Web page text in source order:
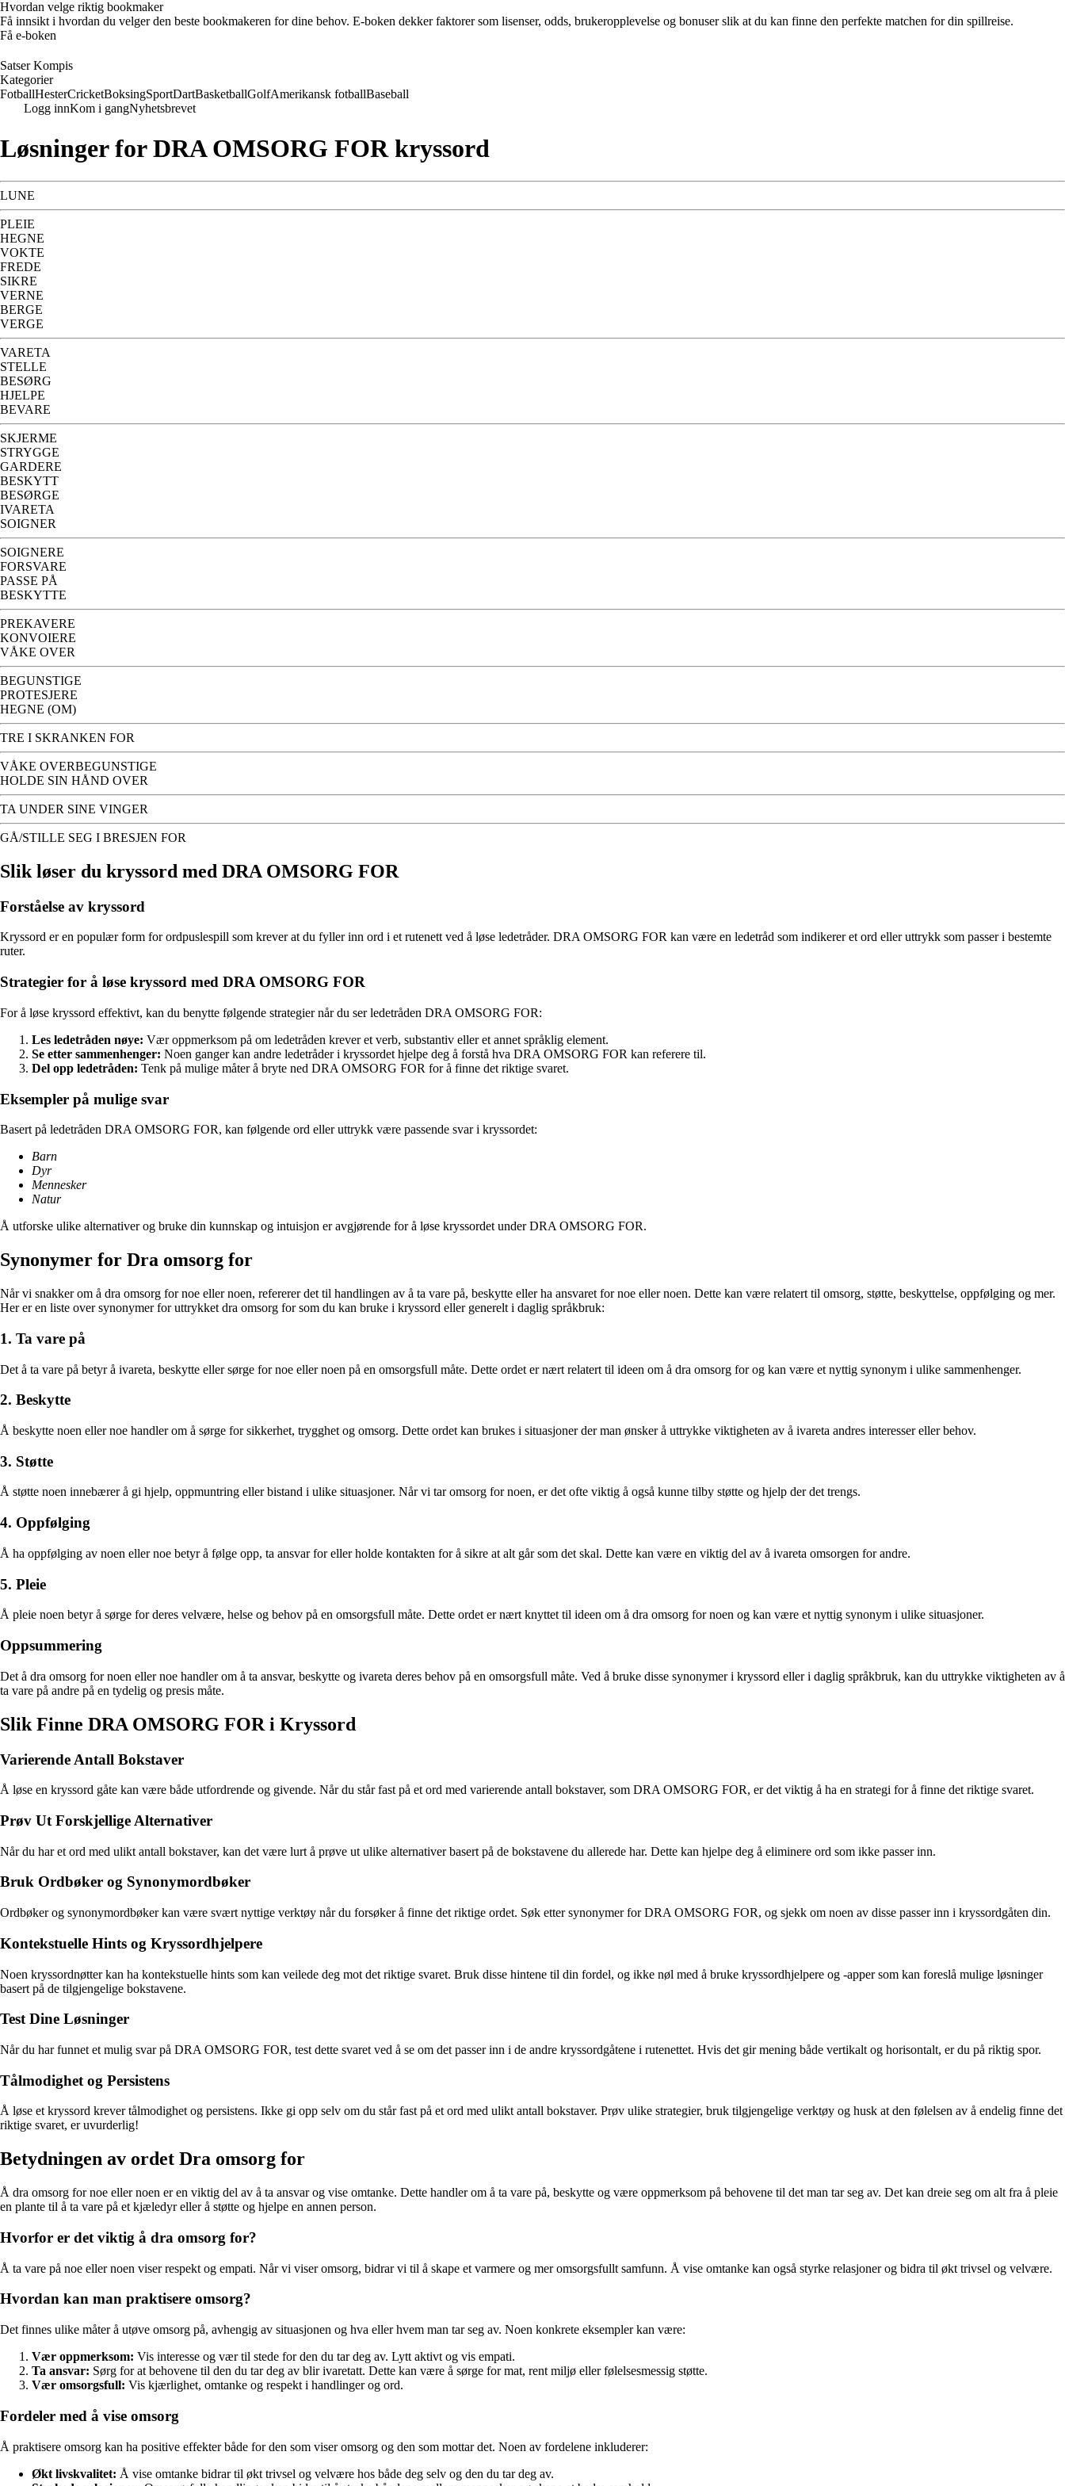
Hvordan velge riktig bookmaker
Få innsikt i hvordan du velger den beste bookmakeren for dine behov. E-boken dekker faktorer som lisenser, odds, brukeropplevelse og bonuser slik at du kan finne den perfekte matchen for din spillreise.
Få e-boken
Satser Kompis
Kategorier
FotballHesterCricketBoksingSportDartBasketballGolfAmerikansk fotballBaseball
Logg innKom i gangNyhetsbrevet
Løsninger for DRA OMSORG FOR kryssord
LUNE
PLEIE
HEGNE
VOKTE
FREDE
SIKRE
VERNE
BERGE
VERGE
VARETA
STELLE
BESØRG
HJELPE
BEVARE
SKJERME
STRYGGE
GARDERE
BESKYTT
BESØRGE
IVARETA
SOIGNER
SOIGNERE
FORSVARE
PASSE PÅ
BESKYTTE
PREKAVERE
KONVOIERE
VÅKE OVER
BEGUNSTIGE
PROTESJERE
HEGNE (OM)
TRE I SKRANKEN FOR
VÅKE OVERBEGUNSTIGE
HOLDE SIN HÅND OVER
TA UNDER SINE VINGER
GÅ/STILLE SEG I BRESJEN FOR
Slik løser du kryssord med DRA OMSORG FOR
Forståelse av kryssord
Kryssord er en populær form for ordpuslespill som krever at du fyller inn ord i et rutenett ved å løse ledetråder. DRA OMSORG FOR kan være en ledetråd som indikerer et ord eller uttrykk som passer i bestemte
ruter.
Strategier for å løse kryssord med DRA OMSORG FOR
For å løse kryssord effektivt, kan du benytte følgende strategier når du ser ledetråden DRA OMSORG FOR:
Les ledetråden nøye: Vær oppmerksom på om ledetråden krever et verb, substantiv eller et annet språklig element.
Se etter sammenhenger: Noen ganger kan andre ledetråder i kryssordet hjelpe deg å forstå hva DRA OMSORG FOR kan referere til.
Del opp ledetråden: Tenk på mulige måter å bryte ned DRA OMSORG FOR for å finne det riktige svaret.
Eksempler på mulige svar
Basert på ledetråden DRA OMSORG FOR, kan følgende ord eller uttrykk være passende svar i kryssordet:
Barn
Dyr
Mennesker
Natur
Å utforske ulike alternativer og bruke din kunnskap og intuisjon er avgjørende for å løse kryssordet under DRA OMSORG FOR.
Synonymer for Dra omsorg for
Når vi snakker om å dra omsorg for noe eller noen, refererer det til handlingen av å ta vare på, beskytte eller ha ansvaret for noe eller noen. Dette kan være relatert til omsorg, støtte, beskyttelse, oppfølging og mer.
Her er en liste over synonymer for uttrykket dra omsorg for som du kan bruke i kryssord eller generelt i daglig språkbruk:
1. Ta vare på
Det å ta vare på betyr å ivareta, beskytte eller sørge for noe eller noen på en omsorgsfull måte. Dette ordet er nært relatert til ideen om å dra omsorg for og kan være et nyttig synonym i ulike sammenhenger.
2. Beskytte
Å beskytte noen eller noe handler om å sørge for sikkerhet, trygghet og omsorg. Dette ordet kan brukes i situasjoner der man ønsker å uttrykke viktigheten av å ivareta andres interesser eller behov.
3. Støtte
Å støtte noen innebærer å gi hjelp, oppmuntring eller bistand i ulike situasjoner. Når vi tar omsorg for noen, er det ofte viktig å også kunne tilby støtte og hjelp der det trengs.
4. Oppfølging
Å ha oppfølging av noen eller noe betyr å følge opp, ta ansvar for eller holde kontakten for å sikre at alt går som det skal. Dette kan være en viktig del av å ivareta omsorgen for andre.
5. Pleie
Å pleie noen betyr å sørge for deres velvære, helse og behov på en omsorgsfull måte. Dette ordet er nært knyttet til ideen om å dra omsorg for noen og kan være et nyttig synonym i ulike situasjoner.
Oppsummering
Det å dra omsorg for noen eller noe handler om å ta ansvar, beskytte og ivareta deres behov på en omsorgsfull måte. Ved å bruke disse synonymer i kryssord eller i daglig språkbruk, kan du uttrykke viktigheten av å
ta vare på andre på en tydelig og presis måte.
Slik Finne DRA OMSORG FOR i Kryssord
Varierende Antall Bokstaver
Å løse en kryssord gåte kan være både utfordrende og givende. Når du står fast på et ord med varierende antall bokstaver, som DRA OMSORG FOR, er det viktig å ha en strategi for å finne det riktige svaret.
Prøv Ut Forskjellige Alternativer
Når du har et ord med ulikt antall bokstaver, kan det være lurt å prøve ut ulike alternativer basert på de bokstavene du allerede har. Dette kan hjelpe deg å eliminere ord som ikke passer inn.
Bruk Ordbøker og Synonymordbøker
Ordbøker og synonymordbøker kan være svært nyttige verktøy når du forsøker å finne det riktige ordet. Søk etter synonymer for DRA OMSORG FOR, og sjekk om noen av disse passer inn i kryssordgåten din.
Kontekstuelle Hints og Kryssordhjelpere
Noen kryssordnøtter kan ha kontekstuelle hints som kan veilede deg mot det riktige svaret. Bruk disse hintene til din fordel, og ikke nøl med å bruke kryssordhjelpere og -apper som kan foreslå mulige løsninger
basert på de tilgjengelige bokstavene.
Test Dine Løsninger
Når du har funnet et mulig svar på DRA OMSORG FOR, test dette svaret ved å se om det passer inn i de andre kryssordgåtene i rutenettet. Hvis det gir mening både vertikalt og horisontalt, er du på riktig spor.
Tålmodighet og Persistens
Å løse et kryssord krever tålmodighet og persistens. Ikke gi opp selv om du står fast på et ord med ulikt antall bokstaver. Prøv ulike strategier, bruk tilgjengelige verktøy og husk at den følelsen av å endelig finne det
riktige svaret, er uvurderlig!
Betydningen av ordet Dra omsorg for
Å dra omsorg for noe eller noen er en viktig del av å ta ansvar og vise omtanke. Dette handler om å ta vare på, beskytte og være oppmerksom på behovene til det man tar seg av. Det kan dreie seg om alt fra å pleie
en plante til å ta vare på et kjæledyr eller å støtte og hjelpe en annen person.
Hvorfor er det viktig å dra omsorg for?
Å ta vare på noe eller noen viser respekt og empati. Når vi viser omsorg, bidrar vi til å skape et varmere og mer omsorgsfullt samfunn. Å vise omtanke kan også styrke relasjoner og bidra til økt trivsel og velvære.
Hvordan kan man praktisere omsorg?
Det finnes ulike måter å utøve omsorg på, avhengig av situasjonen og hva eller hvem man tar seg av. Noen konkrete eksempler kan være:
Vær oppmerksom: Vis interesse og vær til stede for den du tar deg av. Lytt aktivt og vis empati.
Ta ansvar: Sørg for at behovene til den du tar deg av blir ivaretatt. Dette kan være å sørge for mat, rent miljø eller følelsesmessig støtte.
Vær omsorgsfull: Vis kjærlighet, omtanke og respekt i handlinger og ord.
Fordeler med å vise omsorg
Å praktisere omsorg kan ha positive effekter både for den som viser omsorg og den som mottar det. Noen av fordelene inkluderer:
Økt livskvalitet: Å vise omtanke bidrar til økt trivsel og velvære hos både deg selv og den du tar deg av.